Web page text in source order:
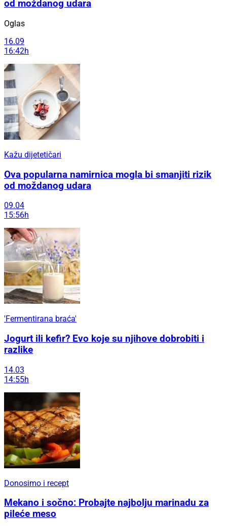
od moždanog udara
Oglas
16.09
16:42h
Kažu dijetetičari
Ova popularna namirnica mogla bi smanjiti rizik
od moždanog udara
09.04
15:56h
'Fermentirana braća'
Jogurt ili kefir? Evo koje su njihove dobrobiti i
razlike
14.03
14:55h
Donosimo i recept
Mekano i sočno: Probajte najbolju marinadu za
pileće meso